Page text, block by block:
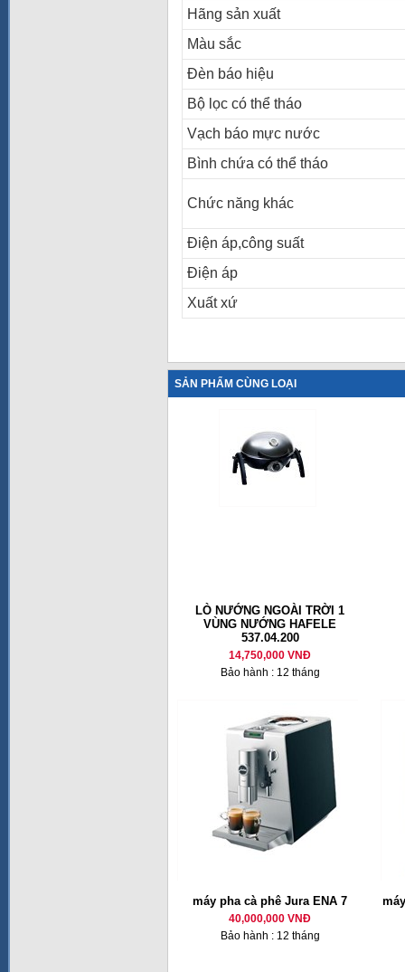
Hãng sản xuất
Màu sắc
Đèn báo hiệu
Bộ lọc có thể tháo
Vạch báo mực nước
Bình chứa có thể tháo
Chức năng khác
Điện áp,công suất
Điện áp
Xuất xứ
SẢN PHẨM CÙNG LOẠI
LÒ NƯỚNG NGOÀI TRỜI 1
VÙNG NƯỚNG HAFELE
537.04.200
14,750,000 VNĐ
Bảo hành : 12 tháng
máy pha cà phê Jura ENA 7
40,000,000 VNĐ
Bảo hành : 12 tháng